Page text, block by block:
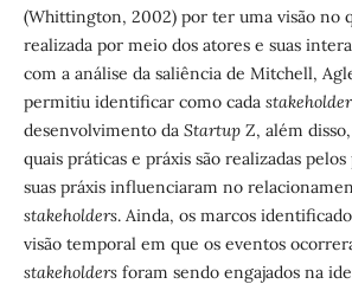
(Whittington, 2002) por ter uma visão no
realizada por meio dos atores e suas
com a análise da saliência de Mitchell,
permitiu identificar como cada stakeholder
desenvolvimento da StartupZ, além
quais práticas e práxis são realizadas
suas práxis influenciaram no
stakeholders. Ainda, os marcos
visão temporal em que os eventos
stakeholdersforam sendo engajados na